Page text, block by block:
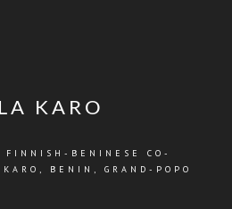
KARO
FINNISH-BENINESE CO-
BENIN, GRAND-POPO